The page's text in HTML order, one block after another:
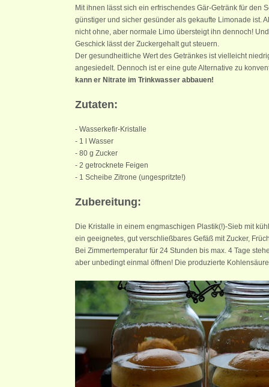
Mit ihnen lässt sich ein erfrischendes Gär-Getränk für den
günstiger und sicher gesünder als gekaufte Limonade ist.
nicht ohne, aber normale Limo übersteigt ihn dennoch!
Geschick lässt der Zuckergehalt gut steuern.
Der gesundheitliche Wert des Getränkes ist vielleicht
angesiedelt. Dennoch ist er eine gute Alternative zu
kann er Nitrate im Trinkwasser abbauen!
Zutaten:
- Wasserkefir-Kristalle
- 1 l Wasser
- 80 g Zucker
- 2 getrocknete Feigen
- 1 Scheibe Zitrone (ungespritzte!)
Zubereitung:
Die Kristalle in einem engmaschigen Plastik(!)-Sieb mit
ein geeignetes, gut verschließbares Gefäß mit Zucker,
Bei Zimmertemperatur für 24 Stunden bis max. 4 Tage
aber unbedingt einmal öffnen! Die produzierte